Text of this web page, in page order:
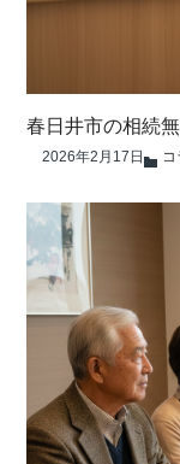
春日井市の相続
2026年2月17日 コ